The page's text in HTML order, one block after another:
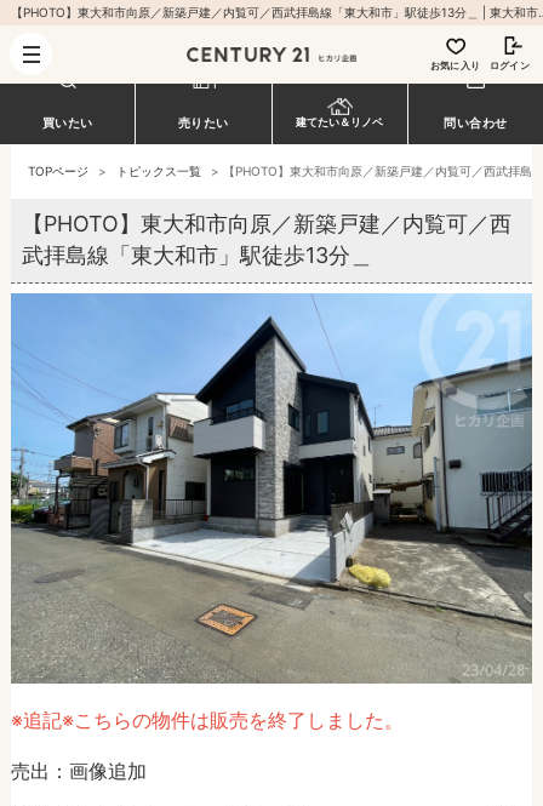
【PHOTO】東大和市向原／新築戸建／内覧可／西武拝島
お気に入り ログイン
買いたい 売りたい 建てたい＆リノベ 問い合わせ
TOPページ > トピックス一覧 > 【PHOTO】東大和市向原／新築戸建／内覧可／西武拝島
【PHOTO】東大和市向原／新築戸建／内覧可／西
武拝島線「東大和市」駅徒歩13分＿
※追記※こちらの物件は販売を終了しました。
売出：画像追加